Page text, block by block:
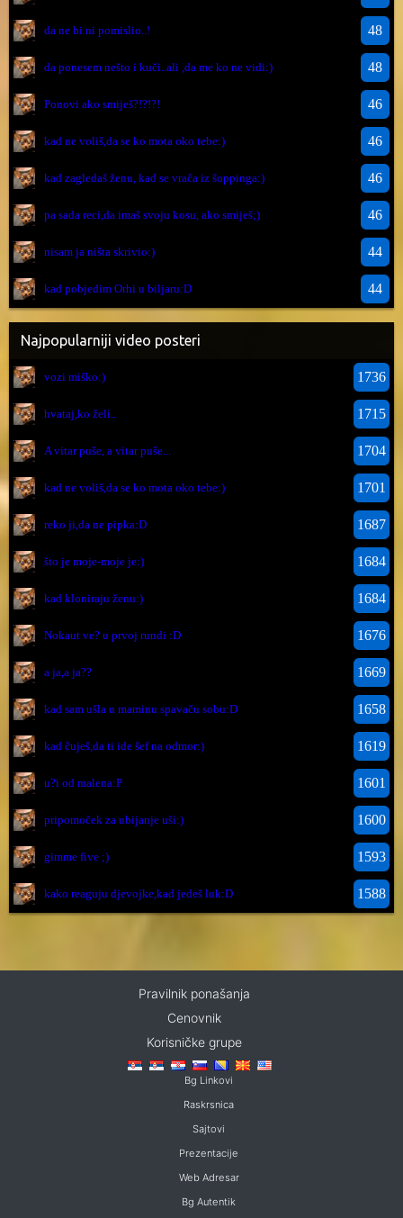
da ne bi ni pomislio..! 48
da ponesem nešto i kuči..ali ,da me ko ne vidi:) 48
Ponovi ako smiješ?!?!?! 46
kad ne voliš,da se ko mota oko tebe:) 46
kad zagledaš ženu, kad se vrača iz šoppinga:) 46
pa sada reci,da imaš svoju kosu, ako smiješ;) 46
nisam ja ništa skrivio:) 44
kad pobjedim Orhi u biljaru:D 44
Najpopularniji video posteri
vozi miško:) 1736
hvataj,ko želi.. 1715
A vitar puše, a vitar puše... 1704
kad ne voliš,da se ko mota oko tebe:) 1701
reko ji,da ne pipka:D 1687
što je moje-moje je:) 1684
kad kloniraju ženu:) 1684
Nokaut ve? u prvoj rundi :D 1676
a ja,a ja?? 1669
kad sam ušla u maminu spavaču sobu:D 1658
kad čuješ,da ti ide šef na odmor:) 1619
u?i od malena:P 1601
pripomoček za ubijanje uši:) 1600
gimme five ;) 1593
kako reaguju djevojke,kad jedeš luk:D 1588
Pravilnik ponašanja
Cenovnik
Korisničke grupe
Bg Linkovi
Raskrsnica
Sajtovi
Prezentacije
Web Adresar
Bg Autentik